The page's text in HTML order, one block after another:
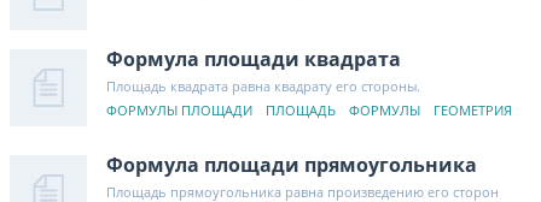
Формула площади квадрата
Площадь квадрата равна квадрату его стороны.
ФОРМУЛЫ ПЛОЩАДИ
ПЛОЩАДЬ ФОРМУЛЫ ГЕОМЕТРИЯ
Формула площади прямоугольника
Площадь прямоугольника равна произведению его сторон